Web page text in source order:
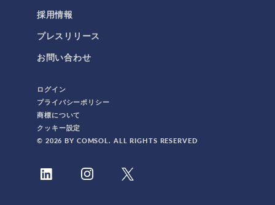
採用情報
プレスリリース
お問い合わせ
ログイン
プライバシーポリシー
商標について
クッキー設定
© 2026 BY COMSOL. ALL RIGHTS RESERVED